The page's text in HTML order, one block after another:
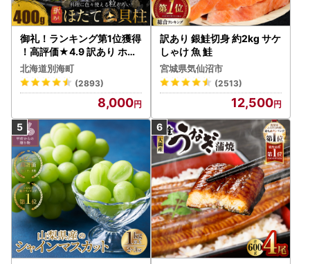
御礼！ランキング第1位獲得
！高評価★4.9 訳あり ホタ
テ 400g（ほたて 帆立 貝柱
冷凍 ）
北海道別海町
(2893)
8,000
訳あり 銀鮭切身 約2kg サケ
しゃけ 魚 鮭
宮城県気仙沼市
(2513)
12,500